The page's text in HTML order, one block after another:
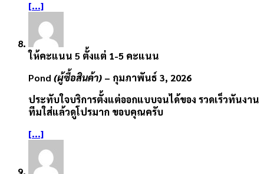
[...]
ให้คะแนน 5 ตั้งแต่ 1-5 คะแนน
Pond (ผู้ซื้อสินค้า) – กุมภาพันธ์ 3, 2026
ประทับใจบริการตั้งแต่ออกแบบจนได้ของ รวดเร็วทันงาน
ทีมใส่แล้วดูโปรมาก ขอบคุณครับ
[...]